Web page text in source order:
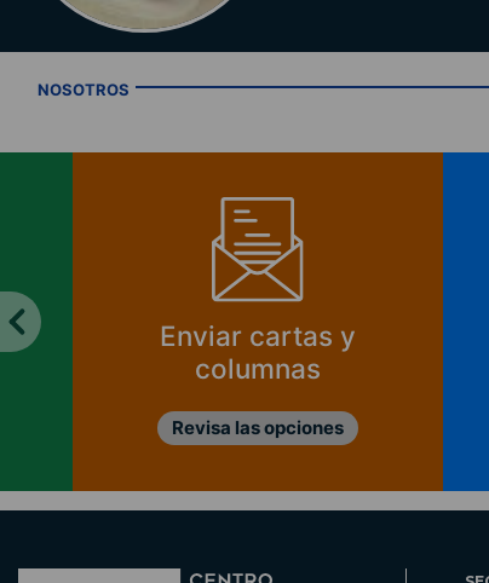
NOSOTROS
Enviar cartas y
columnas
Revisa las opciones